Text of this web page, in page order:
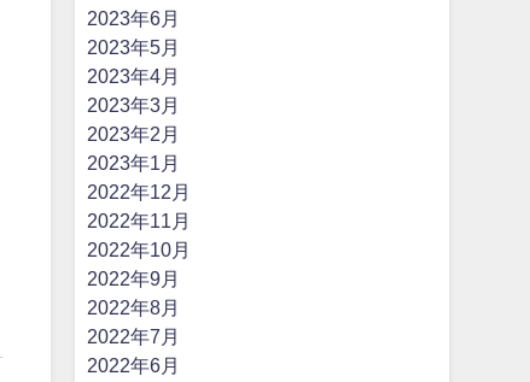
2023年6月
2023年5月
2023年4月
2023年3月
2023年2月
2023年1月
2022年12月
2022年11月
2022年10月
2022年9月
2022年8月
2022年7月
2022年6月